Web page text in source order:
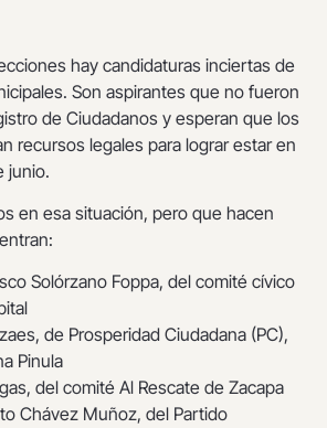
hay candidaturas inciertas de
Son aspirantes que no fueron
de Ciudadanos y esperan que los
recursos legales para lograr estar en
junio.
en esa situación, pero que hacen
Solórzano Foppa, del comité cívico
de Prosperidad Ciudadana (PC),
Pinula
del comité Al Rescate de Zacapa
Chávez Muñoz, del Partido